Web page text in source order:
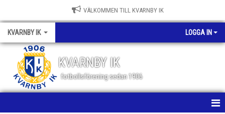
VÄLKOMMEN TILL KVARNBY IK
KVARNBY IK LOGGA IN
KVARNBY IK
fotbollsförening sedan 1906